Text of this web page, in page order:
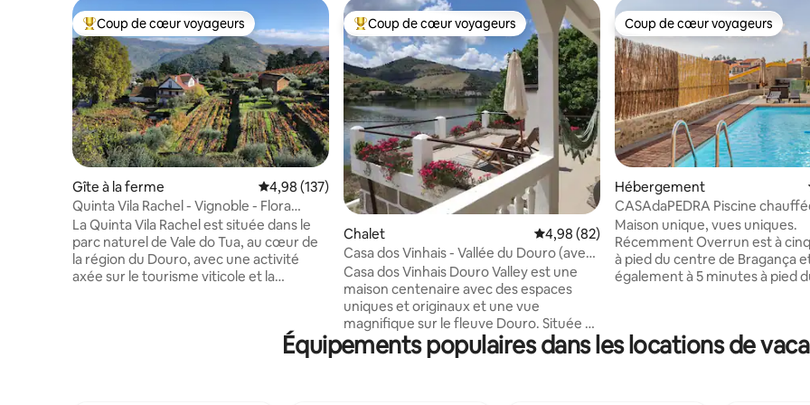
Coups de cœur voyageurs les plus appréciés
Coup de cœur voyageurs
Gîte à la ferme Évaluation moyenne sur la base de 137 commentaires : 4,98 sur 5
4,98 (137)
Quinta Vila Rachel - Vignoble - Flora
House
La Quinta Vila Rachel est située dans le
parc naturel de Vale do Tua, au cœur de
la région du Douro, avec une activité
axée sur le tourisme viticole et la
peuvent se détendre en profitant des
paysages uniques de la vallée de Tua. La
Coups de cœur voyageurs les plus appréciés
Coup de cœur voyageurs
Chalet Évaluation moyenne sur la base de 82
4,98 (82)
Casa dos Vinhais - Vallée du Douro (avec
petit déjeuner)
Casa dos Vinhais Douro Valley est une
maison centenaire avec des espaces
uniques et originaux et une vue
magnifique sur le fleuve Douro. Située à
Senhora da Ribeira, sur la rive nord du
fleuve Douro (à 15 mètres), elle offre une
Coup de cœur voyageurs
Coup de cœur voyageurs
Hébergement
CASAdaPEDRA Piscine
centre de Bragança
Maison unique, vues uniques.
Récemment Overrun est à
à pied du centre de Bragança
également à 5 minutes à pied
piscine , vous détendre dans
Équipements populaires dans les locations de